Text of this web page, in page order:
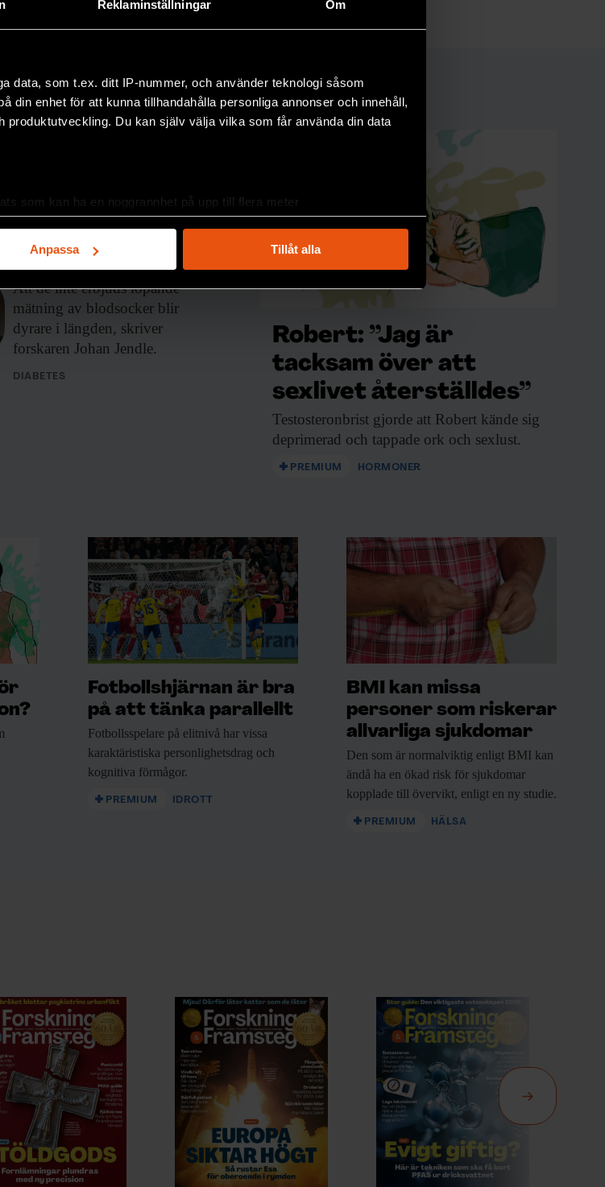
Reklaminställningar Om
data, som t.ex. ditt IP-nummer, och använder teknologi såsom
din enhet för att kunna tillhandahålla personliga annonser och innehåll,
produktutveckling. Du kan själv välja vilka som får använda din data
som kan ha en noggrannhet på upp till flera meter
den för specifika kännetecken (fingeravtryck)
och ställ in dina preferenser i
detaljsektionen. Du kan ändra
och annonserna till användarna, tillhandahålla funktioner för
även sådana identifierare och annan information från din enhet
som vi samarbetar med. Dessa kan i sin tur kombinera informationen
som de har samlat in när du har använt deras tjänster.
Anpassa Tillåt alla
samma
de med typ
Att de inteerbjuds löpande
mätning av blodsocker blir
dyrare i längden, skriver
forskaren Johan Jendle.
DIABETES
Robert: ”Jag är
tacksam över att
sexlivet återställdes”
Testosteronbrist gjorde att Robert kände sig
deprimerad och tappade ork och sexlust.
PREMIUM HORMONER
Fotbollshjärnan är bra
på att tänka parallellt
Fotbollsspelare på elitnivå har vissa
karaktäristiska personlighetsdrag och
kognitiva förmågor.
PREMIUM IDROTT
BMI kan missa
personer som riskerar
allvarliga sjukdomar
Den som är normalviktig enligt BMI kan
ändå ha en ökad risk för sjukdomar
kopplade till övervikt, enligt en ny studie.
PREMIUM HÄLSA